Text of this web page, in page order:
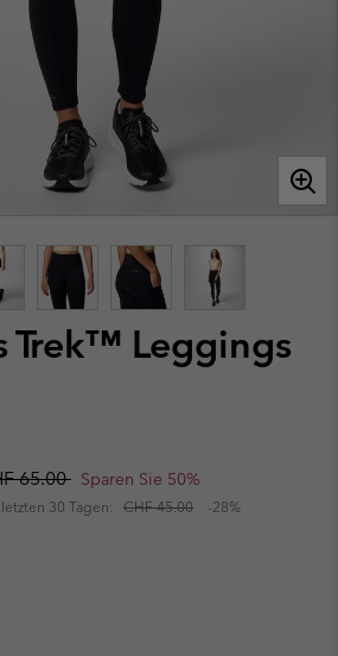
Trek™ Leggings
price:
65.00 Sparen Sie 50%
30 Tagen: CHF 45.00 -28%